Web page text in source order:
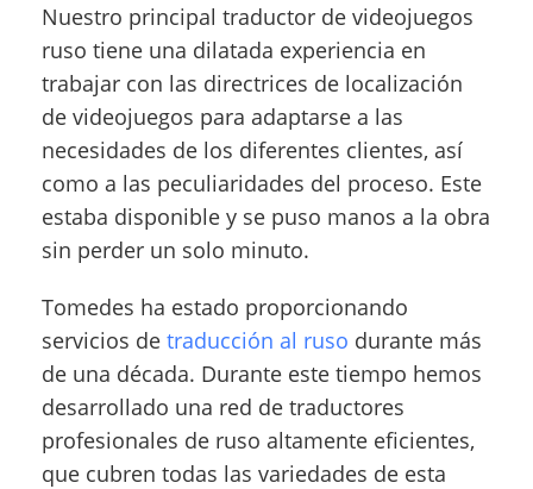
Nuestro principal traductor de videojuegos
ruso tiene una dilatada experiencia en
trabajar con las directrices de localización
de videojuegos para adaptarse a las
necesidades de los diferentes clientes, así
como a las peculiaridades del proceso. Este
estaba disponible y se puso manos a la obra
sin perder un solo minuto.
Tomedes ha estado proporcionando
servicios de traducción al ruso durante más
de una década. Durante este tiempo hemos
desarrollado una red de traductores
profesionales de ruso altamente eficientes,
que cubren todas las variedades de esta